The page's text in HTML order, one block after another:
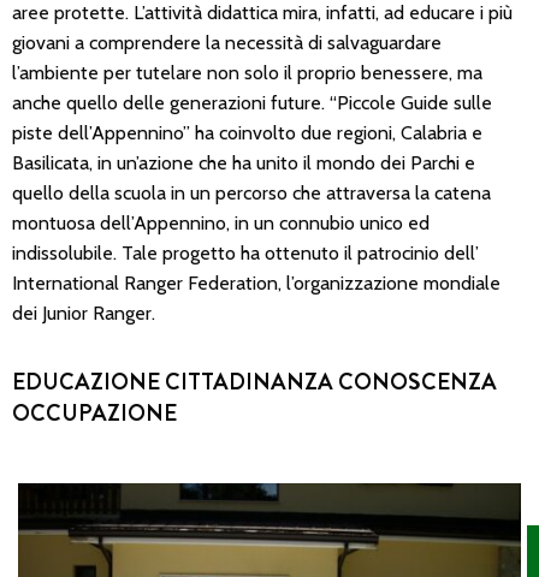
aree protette. L’attività didattica mira, infatti, ad educare i più
giovani a comprendere la necessità di salvaguardare
l’ambiente per tutelare non solo il proprio benessere, ma
anche quello delle generazioni future. “Piccole Guide sulle
piste dell’Appennino” ha coinvolto due regioni, Calabria e
Basilicata, in un’azione che ha unito il mondo dei Parchi e
quello della scuola in un percorso che attraversa la catena
montuosa dell’Appennino, in un connubio unico ed
indissolubile. Tale progetto ha ottenuto il patrocinio dell’
International Ranger Federation, l’organizzazione mondiale
dei Junior Ranger.
EDUCAZIONE CITTADINANZA CONOSCENZA
OCCUPAZIONE